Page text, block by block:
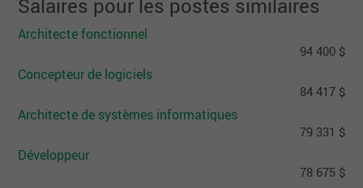
Salaires pour les postes similaires
Architecte fonctionnel
94 400 $
Concepteur de logiciels
84 417 $
Architecte de systèmes informatiques
79 331 $
Développeur
78 675 $